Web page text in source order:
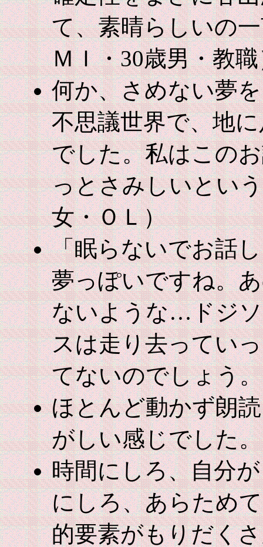
て、素晴らしいの
ＭＩ・30歳男・教
何か、さめない夢
不思議世界で、地
でした。私はこの
っとさみしいとい
女・ＯＬ）
「眠らないでお話
夢っぽいですね。
ないような…ドジ
スは走り去ってい
てないのでしょう
ほとんど動かず朗
がしい感じでした
時間にしろ、自分
にしろ、あらため
的要素がもりだく